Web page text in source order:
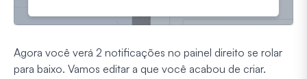
Agora você verá 2 notificações no painel direito se rolar
para baixo. Vamos editar a que você acabou de criar.